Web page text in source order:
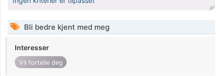
Bli bedre kjent med meg
Interesser
Vil fortelle deg